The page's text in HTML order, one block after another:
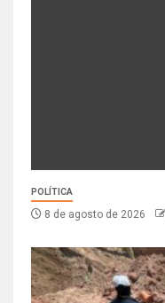
POLÍTICA
8 de agosto de 2026